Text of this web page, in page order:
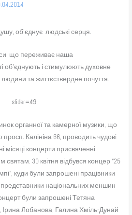
об’єднує людські серця.
що переживає наша
об’єднують і стимулюють духовне
та життєствердне почуття.
slider=49
органної та камерної музики, що
Калініна 66, проводить чудові
місяці концерти присвяченні
30 квітня відбувся концер “25
куди були запрошені працівники
представники національних меншин
були запрошені Тетяна
Ірина Лобанова, Галина Хміль-Дунай